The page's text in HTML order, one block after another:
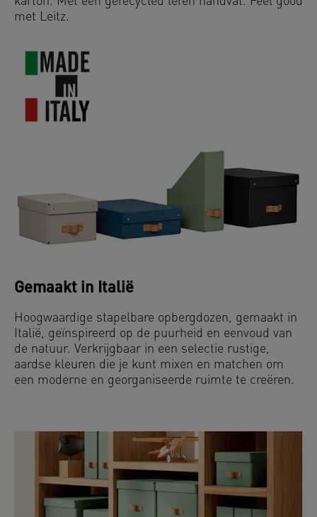
met Leitz.
Gemaakt in Italië
Hoogwaardige stapelbare opbergdozen, gemaakt in
Italië, geïnspireerd op de puurheid en eenvoud van
de natuur. Verkrijgbaar in een selectie rustige,
aardse kleuren die je kunt mixen en matchen om
een moderne en georganiseerde ruimte te creëren.